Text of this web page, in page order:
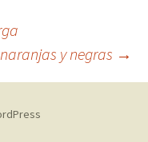
y negras →